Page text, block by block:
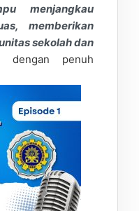
menjangkau
memberikan
sekolah dan
dengan penuh